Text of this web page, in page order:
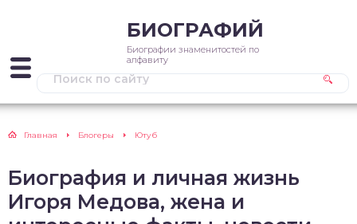
БИОГРАФИЙ
Биографии знаменитостей по
алфавиту
Главная Блогеры Ютуб
Биография и личная жизнь
Игоря Медова, жена и